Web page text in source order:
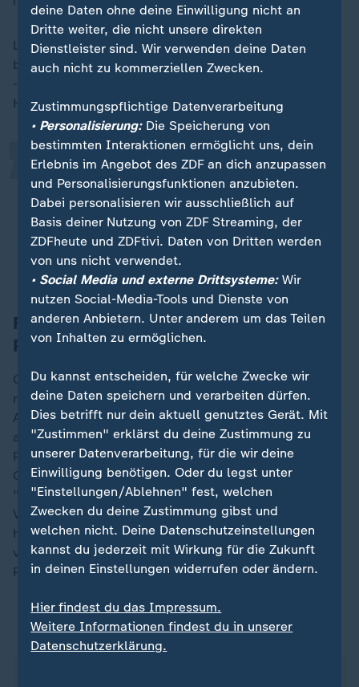
Lange dauere es auch bei den Sozialämtern, die bei
bedürftigen Menschen für die Eigenanteile einspringen
- aber oft erst nach monatelanger Wartezeit, wie
Halletz kritisierte.
Die Anbieter erbringen also
Leistungen, die zunächst gar nicht
finanziert werden - das trifft auch
größere Unternehmen.
„
Isabell Halletz, Geschäftsführerin Arbeitgeberverband Pflege
Forderung nach Stärkung der
Pflegeunternehmen
Gefragt seien nun die Parteien, die derzeit über die
nächste Regierung in Deutschland verhandeln. "Der
Abbau von Strukturen sollte ein großes Warnzeichen
an die Politik sein", mahnte Halletz. Die
Pflegeunternehmen müssten gestärkt werden.
Gegenüber den Pflegekassen dürften sie nicht mehr
"wie Bittsteller" auftreten müssen, forderte die
Verbandsmanagerin. Laut Statistischem Bundesamt
hatte es zuletzt 11.250 Pflegeheime mit
vollstationärer Dauerpflege und 15.549 ambulante
Pflegedienste in Deutschland gegeben.
ZDFheute auf WhatsApp
deine Daten ohne deine Einwilligung nicht an
Dritte weiter, die nicht unsere direkten
Dienstleister sind. Wir verwenden deine Daten
auch nicht zu kommerziellen Zwecken.
Zustimmungspflichtige Datenverarbeitung
• Personalisierung:Die Speicherung von
bestimmten Interaktionen ermöglicht uns, dein
Erlebnis im Angebot des ZDF an dich anzupassen
und Personalisierungsfunktionen anzubieten.
Dabei personalisieren wir ausschließlich auf
Basis deiner Nutzung von ZDF Streaming, der
ZDFheute und ZDFtivi. Daten von Dritten werden
von uns nicht verwendet.
• Social Media und externe Drittsysteme:Wir
nutzen Social-Media-Tools und Dienste von
anderen Anbietern. Unter anderem um das Teilen
von Inhalten zu ermöglichen.
Du kannst entscheiden, für welche Zwecke wir
deine Daten speichern und verarbeiten dürfen.
Dies betrifft nur dein aktuell genutztes Gerät. Mit
"Zustimmen" erklärst du deine Zustimmung zu
unserer Datenverarbeitung, für die wir deine
Einwilligung benötigen. Oder du legst unter
"Einstellungen/Ablehnen" fest, welchen
Zwecken du deine Zustimmung gibst und
welchen nicht. Deine Datenschutzeinstellungen
kannst du jederzeit mit Wirkung für die Zukunft
in deinen Einstellungen widerrufen oder ändern.
Hier findest du das Impressum.
Weitere Informationen findest du in unserer
Datenschutzerklärung.